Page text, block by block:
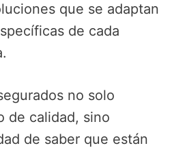
que se adaptan
de cada
no solo
de calidad, sino
de saber que están